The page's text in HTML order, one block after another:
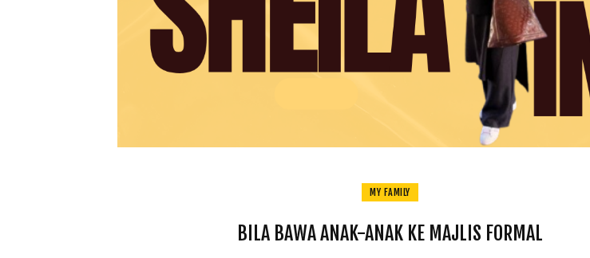
MY FAMILY
BILA BAWA ANAK-ANAK KE MAJLIS FORMAL